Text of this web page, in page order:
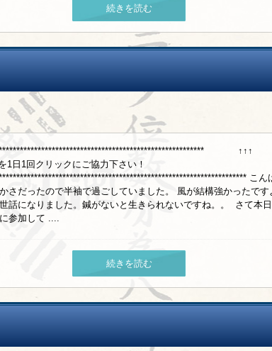
続きを読む
1日1回クリックにご協力下さい！
こ
さだったので半袖で過ごしていました。 風が結構強かったで
話になりました。鍼がないと生きられないですね。。 さて本
参加して ....
続きを読む